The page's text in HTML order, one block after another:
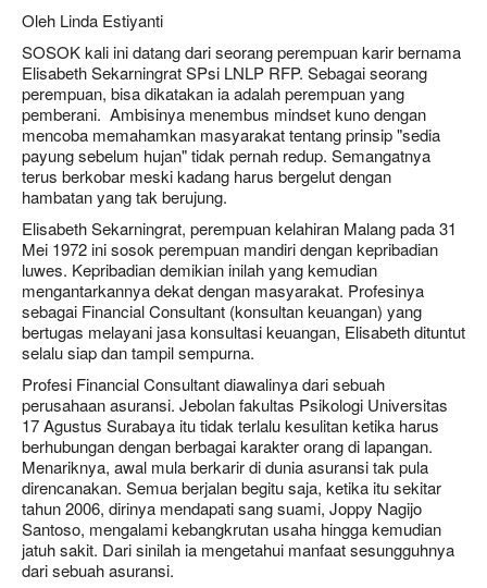
Oleh Linda Estiyanti
SOSOK kali ini datang dari seorang perempuan karir bernama
Elisabeth Sekarningrat SPsi LNLP RFP. Sebagai seorang
perempuan, bisa dikatakan ia adalah perempuan yang
pemberani. Ambisinya menembus mindset kuno dengan
mencoba memahamkan masyarakat tentang prinsip "sedia
payung sebelum hujan" tidak pernah redup. Semangatnya
terus berkobar meski kadang harus bergelut dengan
hambatan yang tak berujung.
Elisabeth Sekarningrat, perempuan kelahiran Malang pada 31
Mei 1972 ini sosok perempuan mandiri dengan kepribadian
luwes. Kepribadian demikian inilah yang kemudian
mengantarkannya dekat dengan masyarakat. Profesinya
sebagai Financial Consultant (konsultan keuangan) yang
bertugas melayani jasa konsultasi keuangan, Elisabeth dituntut
selalu siap dan tampil sempurna.
Profesi Financial Consultant diawalinya dari sebuah
perusahaan asuransi. Jebolan fakultas Psikologi Universitas
17 Agustus Surabaya itu tidak terlalu kesulitan ketika harus
berhubungan dengan berbagai karakter orang di lapangan.
Menariknya, awal mula berkarir di dunia asuransi tak pula
direncanakan. Semua berjalan begitu saja, ketika itu sekitar
tahun 2006, dirinya mendapati sang suami, Joppy Nagijo
Santoso, mengalami kebangkrutan usaha hingga kemudian
jatuh sakit. Dari sinilah ia mengetahui manfaat sesungguhnya
dari sebuah asuransi.